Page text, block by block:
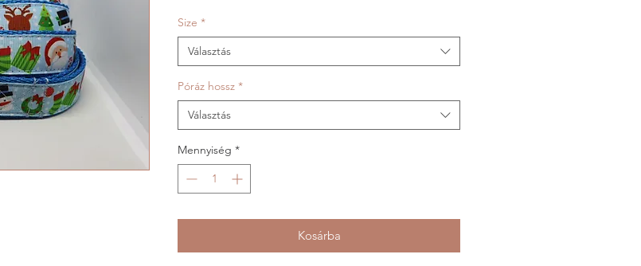
Size *
Választás
Póráz hossz *
Választás
Mennyiség *
Kosárba